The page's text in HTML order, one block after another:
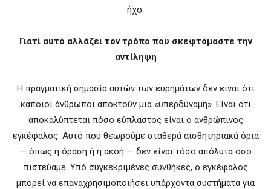
ήχο.
Γιατί αυτό αλλάζει τον τρόπο που σκεφτόμαστε την
αντίληψη
Η πραγματική σημασία αυτών των ευρημάτων δεν είναι ότι
κάποιοι άνθρωποι αποκτούν μια «υπερδύναμη». Είναι ότι
αποκαλύπτεται πόσο εύπλαστος είναι ο ανθρώπινος
εγκέφαλος. Αυτό που θεωρούμε σταθερά αισθητηριακά όρια
— όπως η όραση ή η ακοή — δεν είναι τόσο απόλυτα όσο
πιστεύαμε. Υπό συγκεκριμένες συνθήκες, ο εγκέφαλος
μπορεί να επαναχρησιμοποιήσει υπάρχοντα συστήματα για